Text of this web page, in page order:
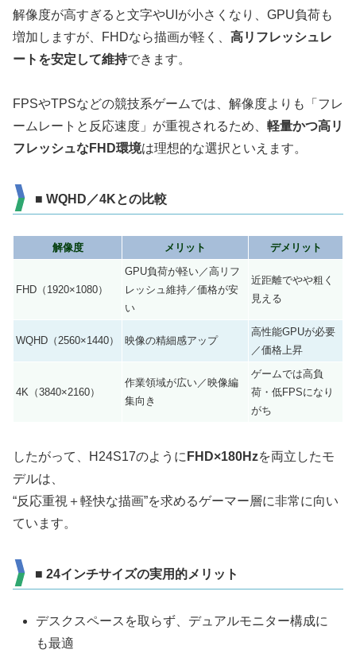
解像度が高すぎると文字やUIが小さくなり、GPU負荷も
増加しますが、FHDなら描画が軽く、 高リフレッシュレ
ートを安定して維持できます。
FPSやTPSなどの競技系ゲームでは、解像度よりも「フレ
ームレートと反応速度」が重視されるため、 軽量かつ高リ
フレッシュなFHD環境は理想的な選択といえます。
■ WQHD／4Kとの比較
解像度 メリット デメリット
FHD（1920×1080）
GPU負荷が軽い／高リフ
レッシュ維持／価格が安
い
近距離でやや粗く
見える
WQHD（2560×1440） 映像の精細感アップ
高性能GPUが必要
／価格上昇
4K（3840×2160）
作業領域が広い／映像編
集向き
ゲームでは高負
荷・低FPSになり
がち
したがって、H24S17のように FHD×180Hzを両立したモ
デルは、
“反応重視＋軽快な描画”を求めるゲーマー層に非常に向い
ています。
■ 24インチサイズの実用的メリット
デスクスペースを取らず、デュアルモニター構成に
も最適